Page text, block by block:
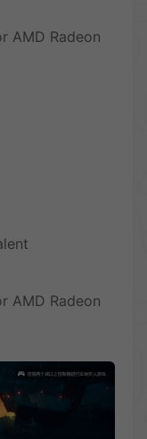
AMD Radeon
AMD Radeon